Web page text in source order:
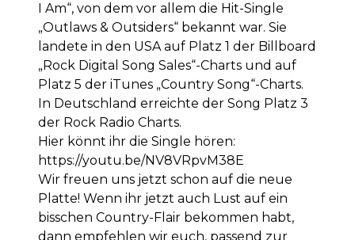
I Am“, von dem vor allem die Hit-Single
„Outlaws & Outsiders“ bekannt war. Sie
landete in den USA auf Platz 1 der Billboard
„Rock Digital Song Sales“-Charts und auf
Platz 5 der iTunes „Country Song“-Charts.
In Deutschland erreichte der Song Platz 3
der Rock Radio Charts.
Hier könnt ihr die Single hören:
https://youtu.be/NV8VRpvM38E
Wir freuen uns jetzt schon auf die neue
Platte! Wenn ihr jetzt auch Lust auf ein
bisschen Country-Flair bekommen habt,
dann empfehlen wir euch, passend zur